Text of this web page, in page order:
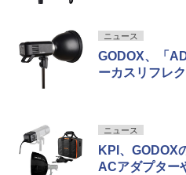
ニュース
GODOX、「
ーカスリフレ
ニュース
KPI、GODOX
ACアダプター